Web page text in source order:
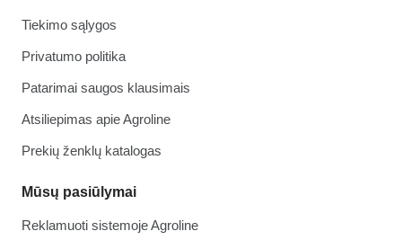
Tiekimo sąlygos
Privatumo politika
Patarimai saugos klausimais
Atsiliepimas apie Agroline
Prekių ženklų katalogas
Mūsų pasiūlymai
Reklamuoti sistemoje Agroline